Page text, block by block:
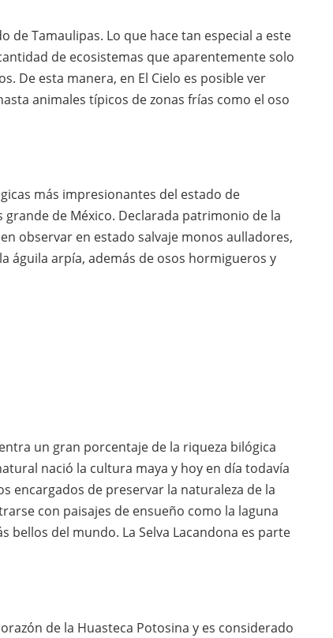
de Tamaulipas. Lo que hace tan especial a este
de ecosistemas que aparentemente solo
De esta manera, en El Cielo es posible ver
animales típicos de zonas frías como el oso
más impresionantes del estado de
grande de México. Declarada patrimonio de la
observar en estado salvaje monos aulladores,
águila arpía, además de osos hormigueros y
un gran porcentaje de la riqueza bilógica
nació la cultura maya y hoy en día todavía
encargados de preservar la naturaleza de la
con paisajes de ensueño como la laguna
bellos del mundo. La Selva Lacandona es parte
de la Huasteca Potosina y es considerado